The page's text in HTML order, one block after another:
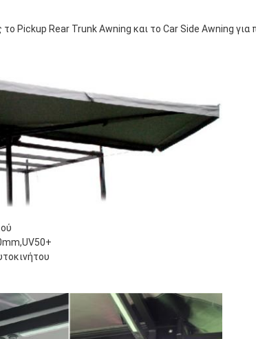
Pickup Rear Trunk Awning και το Car Side Awning για